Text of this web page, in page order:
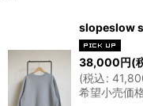
並び順:
slopeslow
38,000円(
(税込:
希望小売価